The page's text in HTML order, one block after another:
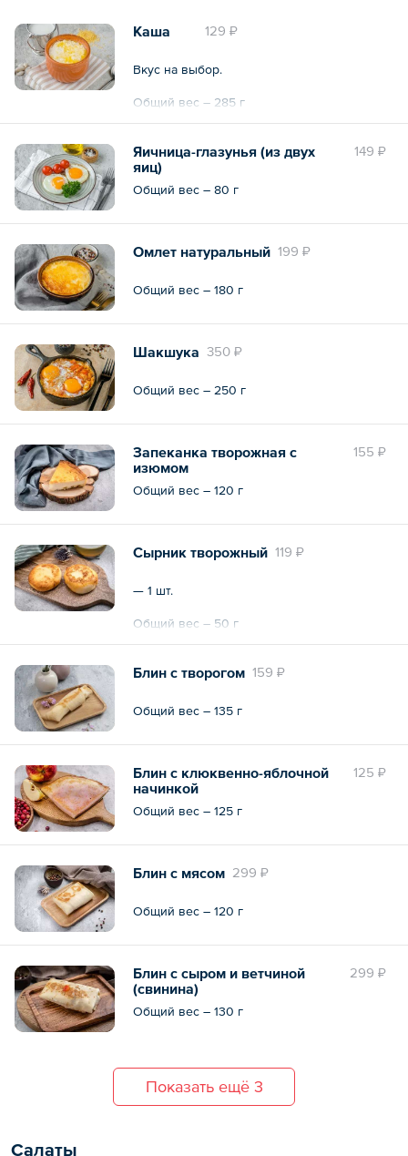
129 ₽
Каша
Вкус на выбор.
Общий вес – 285 г
149 ₽
Яичница-глазунья (из двух
яиц)
Общий вес – 80 г
199 ₽
Омлет натуральный
Общий вес – 180 г
350 ₽
Шакшука
Общий вес – 250 г
155 ₽
Запеканка творожная с
изюмом
Общий вес – 120 г
119 ₽
Сырник творожный
— 1 шт.
Общий вес – 50 г
159 ₽
Блин с творогом
Общий вес – 135 г
125 ₽
Блин с клюквенно-яблочной
начинкой
Общий вес – 125 г
299 ₽
Блин с мясом
Общий вес – 120 г
299 ₽
Блин с сыром и ветчиной
(свинина)
Общий вес – 130 г
Показать ещё 3
Салаты